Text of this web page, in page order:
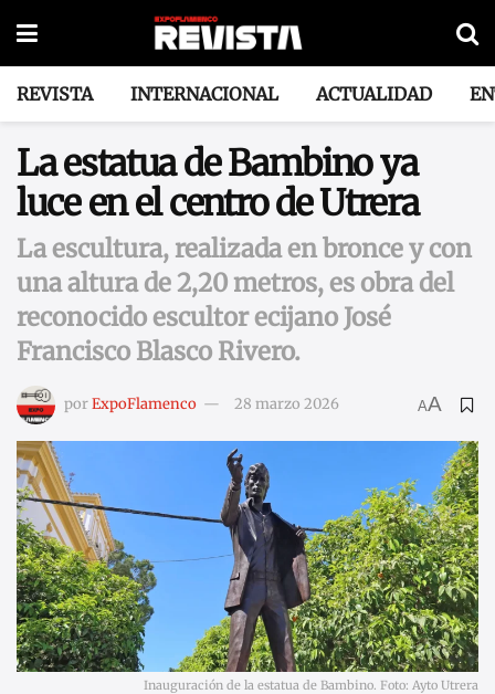
REVISTA INTERNACIONAL ACTUALIDAD
La estatua de Bambino ya
luce en el centro de Utrera
La escultura, realizada en bronce y con
una altura de 2,20 metros, es obra del
reconocido escultor ecijano José
Francisco Blasco Rivero.
porExpoFlamenco 28 marzo 2026 AA
Inauguración de la estatua de Bambino. Foto: Ayto Utrera